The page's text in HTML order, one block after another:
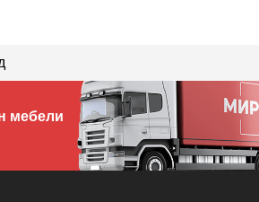
мебели